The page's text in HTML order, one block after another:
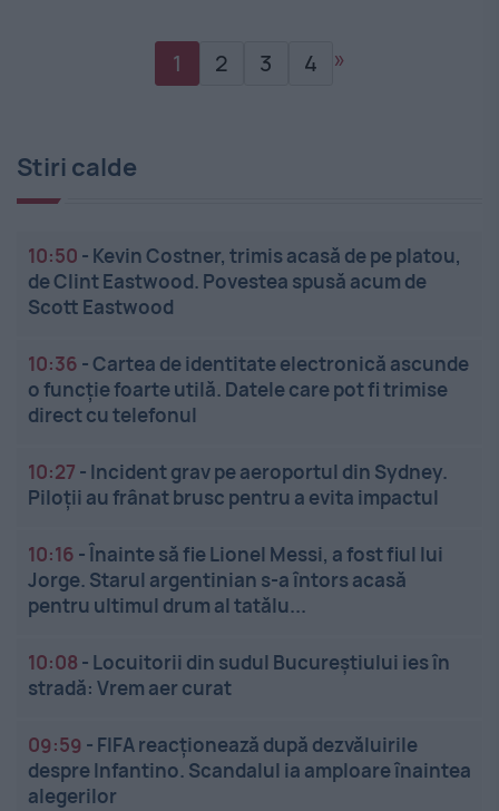
1 2 3 4 »
Stiri calde
10:50 - Kevin Costner, trimis acasă de pe platou,
de Clint Eastwood. Povestea spusă acum de
Scott Eastwood
10:36 -Cartea de identitate electronică ascunde
o funcție foarte utilă. Datele care pot fi trimise
direct cu telefonul
10:27 - Incident grav pe aeroportul din Sydney.
Piloții au frânat brusc pentru a evita impactul
10:16 -Înainte să fie Lionel Messi, a fost fiul lui
Jorge. Starul argentinian s-a întors acasă
pentru ultimul drum al tatălu...
10:08 - Locuitorii din sudul Bucureștiului ies în
stradă: Vrem aer curat
09:59 - FIFA reacționează după dezvăluirile
despre Infantino. Scandalul ia amploare înaintea
alegerilor